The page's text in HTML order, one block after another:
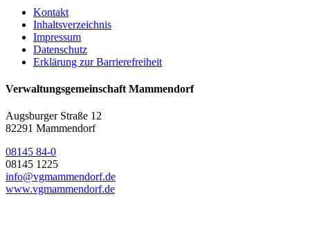
Kontakt
Inhaltsverzeichnis
Impressum
Datenschutz
Erklärung zur Barrierefreiheit
Verwaltungsgemeinschaft Mammendorf
Augsburger Straße 12
82291 Mammendorf
08145 84-0
08145 1225
info@vgmammendorf.de
www.vgmammendorf.de